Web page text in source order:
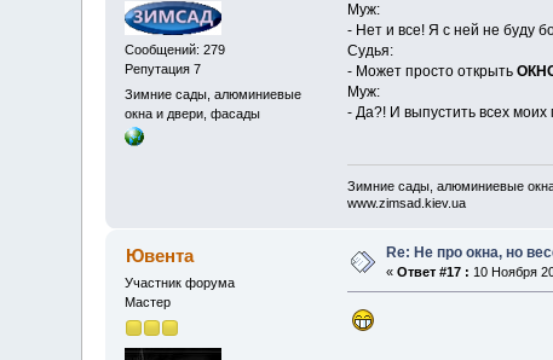
Сообщений: 279
Репутация 7
Зимние сады, алюминиевые
окна и двери, фасады
Муж:
- Нет и все! Я с ней не буду
Судья:
- Может просто открыть
Муж:
- Да?! И выпустить всех моих
Зимние сады, алюминиевые
www.zimsad.kiev.ua
Ювента
Участник форума
Мастер
Re: Не про окна, но
«Ответ #17 : 10 Ноября